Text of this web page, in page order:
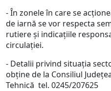
- În zonele în care se
de iarnă se vor respecta
rutiere şi indicaţiile
circulaţiei.
- Detalii privind situaţia
obţine de la Consiliul
Tehnică tel. 0245/207625